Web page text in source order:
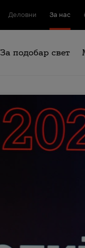
Деловни За нас
За подобар свет